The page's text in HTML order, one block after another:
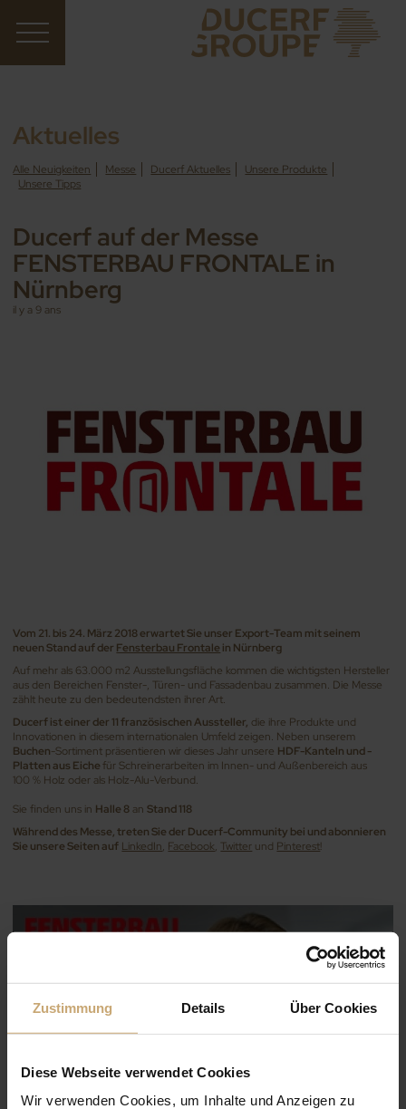
Zustimmung Details Über Cookies
Diese Webseite verwendet Cookies
Wir verwenden Cookies, um Inhalte und Anzeigen zu
Aktuelles
Alle Neuigkeiten Messe Ducerf Aktuelles
Unsere Produkte
Unsere Tipps
Ducerf auf der Messe
FENSTERBAU FRONTALE in
Nürnberg
il y a 9 ans
Vom 21. bis 24. März 2018 erwartet Sie unser Export-Team mit seinem
neuen Stand auf der Fensterbau Frontale in Nürnberg
Auf mehr als 63.000 m2 Ausstellungsfläche kommen die wichtigsten Hersteller
aus den Bereichen Fenster-, Türen- und Fassadenbau zusammen. Die Messe
zählt heute zu den bedeutendsten ihrer Art.
Ducerf ist einer der 11 französischen Aussteller, die ihre Produkte und
Innovationen in diesem internationalen Umfeld zeigen. Neben unserem
Buchen-Sortiment präsentieren wir dieses Jahr unsere HDF-Kanteln und -
Platten aus Eichefür Schreinerarbeiten im Innen- und Außenbereich aus
100 % Holz oder als Holz-Alu-Verbund.
Sie finden uns in Halle 8 anStand 118
Während des Messe, treten Sie der Ducerf-Community bei und abonnieren
Sie unsere Seiten auf LinkedIn, Facebook, Twitter und Pinterest!